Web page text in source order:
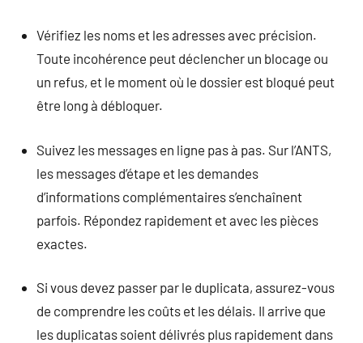
Vérifiez les noms et les adresses avec précision.
Toute incohérence peut déclencher un blocage ou
un refus, et le moment où le dossier est bloqué peut
être long à débloquer.
Suivez les messages en ligne pas à pas. Sur l’ANTS,
les messages d’étape et les demandes
d’informations complémentaires s’enchaînent
parfois. Répondez rapidement et avec les pièces
exactes.
Si vous devez passer par le duplicata, assurez-vous
de comprendre les coûts et les délais. Il arrive que
les duplicatas soient délivrés plus rapidement dans